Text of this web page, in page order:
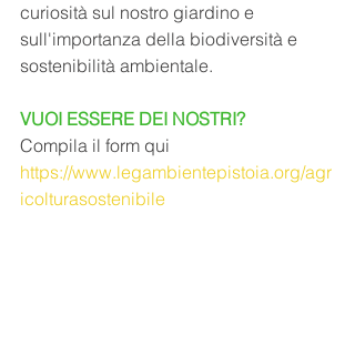
curiosità sul nostro giardino e
sull'importanza della biodiversità e
sostenibilità ambientale.
VUOI ESSERE DEI NOSTRI?
Compila il form qui
https://www.legambientepistoia.org/agr
icolturasostenibile